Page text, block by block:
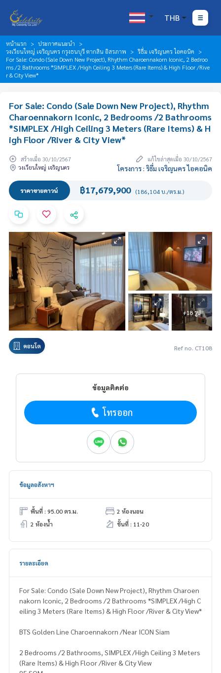
THB
หน้าแรก
ประกาศแนะนำ
วงเวียนใหญ่ เจริญนคร กรุงธนบุรี ตากสิน อิสรภาพ
ริธึ่ม เจริญนคร ไอคอนิค
For Sale: Condo (Sale Down New Project), Rhythm Charoennakorn Iconic, 2 Bedroo
ms /2 Bathrooms *SIMPLEX /High Ceiling 3 Meters (Rare Items) & High Floor /Rive
r & City View*
For Sale: Condo (Sale Down New Project), Rhythm
Charoennakorn Iconic, 2 Bedrooms /2 Bathrooms
*SIMPLEX /High Ceiling 3 Meters (Rare Items) & H
igh Floor /River & City View*
สร้างเมื่อ 30/10/2567
แก้ไขล่าสุดเมื่อ 30/10/2567
วงเวียนใหญ่ เจริญนคร
โครงการ : ริธึ่ม เจริญนคร ไอคอนิค
ราคาขายดาวน์ ฿17,679,900 (186,104 บ./ตร.ม.)
+18 รูป
คอนโด Ref no. CT108
ข้อมูลติดต่อ
โทรออก
ข้อมูลอสังหาฯ
พื้นที่ : 95.00 ตร.ม.
2 ห้องนอน
2 ห้องน้ำ
ชั้นที่ : 11-20
รายละเอียด
For Sale: Condo (Sale Down New Project), Rhythm Charoen
nakorn Iconic, 2 Bedrooms /2 Bathrooms *SIMPLEX /High C
eiling 3 Meters (Rare Items) & High Floor /River & City View*
BTS Golden Line Charoennakorn /Near ICON Siam
2 Bedrooms /2 Bathrooms, SIMPLEX /High Ceiling 3 Meters
(Rare Items) & High Floor /River & City View